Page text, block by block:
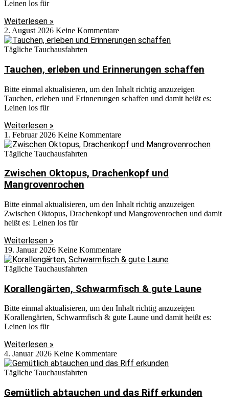
Leinen los für
Weiterlesen »
2. August 2026 Keine Kommentare
Tägliche Tauchausfahrten
Tauchen, erleben und Erinnerungen schaffen
Bitte einmal aktualisieren, um den Inhalt richtig anzuzeigen
Tauchen, erleben und Erinnerungen schaffen und damit heißt es:
Leinen los für
Weiterlesen »
1. Februar 2026 Keine Kommentare
Tägliche Tauchausfahrten
Zwischen Oktopus, Drachenkopf und
Mangrovenrochen
Bitte einmal aktualisieren, um den Inhalt richtig anzuzeigen
Zwischen Oktopus, Drachenkopf und Mangrovenrochen und damit
heißt es: Leinen los für
Weiterlesen »
19. Januar 2026 Keine Kommentare
Tägliche Tauchausfahrten
Korallengärten, Schwarmfisch & gute Laune
Bitte einmal aktualisieren, um den Inhalt richtig anzuzeigen
Korallengärten, Schwarmfisch & gute Laune und damit heißt es:
Leinen los für
Weiterlesen »
4. Januar 2026 Keine Kommentare
Tägliche Tauchausfahrten
Gemütlich abtauchen und das Riff erkunden